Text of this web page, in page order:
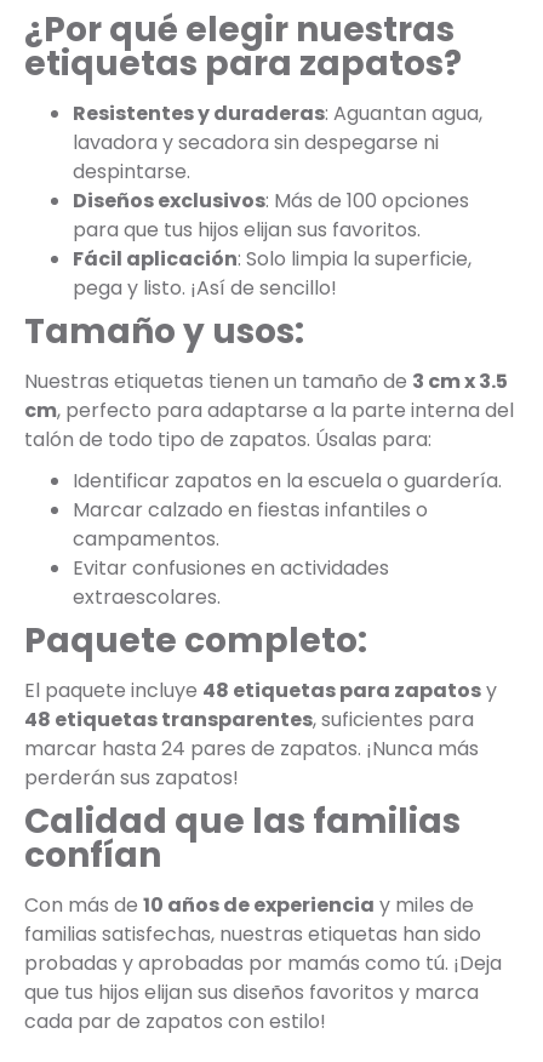
¿Por qué elegir nuestras
etiquetas para zapatos?
Resistentes y duraderas: Aguantan agua,
lavadora y secadora sin despegarse ni
despintarse.
Diseños exclusivos: Más de 100 opciones
para que tus hijos elijan sus favoritos.
Fácil aplicación: Solo limpia la superficie,
pega y listo. ¡Así de sencillo!
Tamaño y usos:
Nuestras etiquetas tienen un tamaño de 3 cm x 3.5
cm, perfecto para adaptarse a la parte interna del
talón de todo tipo de zapatos. Úsalas para:
Identificar zapatos en la escuela o guardería.
Marcar calzado en fiestas infantiles o
campamentos.
Evitar confusiones en actividades
extraescolares.
Paquete completo:
El paquete incluye 48 etiquetas para zapatosy
48 etiquetas transparentes, suficientes para
marcar hasta 24 pares de zapatos. ¡Nunca más
perderán sus zapatos!
Calidad que las familias
confían
Con más de 10 años de experiencia y miles de
familias satisfechas, nuestras etiquetas han sido
probadas y aprobadas por mamás como tú. ¡Deja
que tus hijos elijan sus diseños favoritos y marca
cada par de zapatos con estilo!